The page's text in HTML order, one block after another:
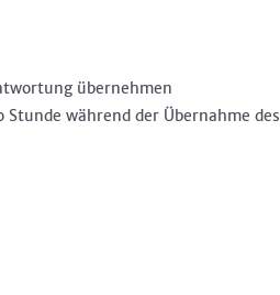
übernehmen
während der Übernahme des